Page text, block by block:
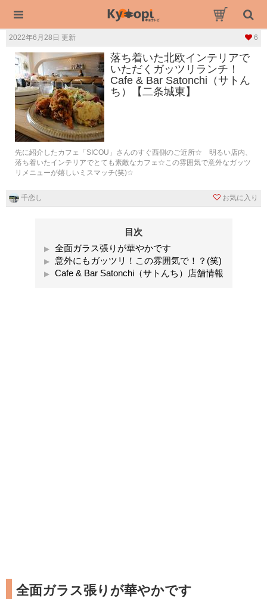
2022年6月28日 更新 6
落ち着いた北欧インテリアで
いただくガッツリランチ！
Cafe & Bar Satonchi（サトん
ち）【二条城東】
先に紹介したカフェ「SICOU」さんのすぐ西側のご近所☆ 明るい店内、
落ち着いたインテリアでとても素敵なカフェ☆この雰囲気で意外なガッツ
リメニューが嬉しいミスマッチ(笑)☆
千恋し お気に入り
目次
全面ガラス張りが華やかです
意外にもガッツリ！この雰囲気で！？(笑)
Cafe & Bar Satonchi（サトんち）店舗情報
全面ガラス張りが華やかです